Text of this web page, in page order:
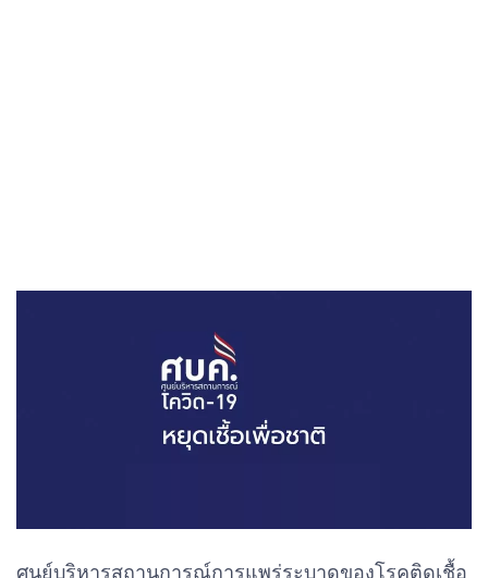
ศูนย์บริหารสถานการณ์การแพร่ระบาดของโรคติดเชื้อ